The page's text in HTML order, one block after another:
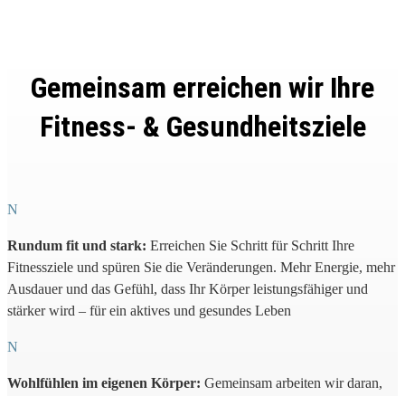
Gemeinsam erreichen wir Ihre
Fitness- & Gesundheitsziele
N
Rundum fit und stark: Erreichen Sie Schritt für Schritt Ihre
Fitnessziele und spüren Sie die Veränderungen. Mehr Energie, mehr
Ausdauer und das Gefühl, dass Ihr Körper leistungsfähiger und
stärker wird – für ein aktives und gesundes Leben
N
Wohlfühlen im eigenen Körper: Gemeinsam arbeiten wir daran,